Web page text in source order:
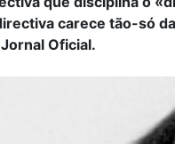
carece tão-só
Oficial.